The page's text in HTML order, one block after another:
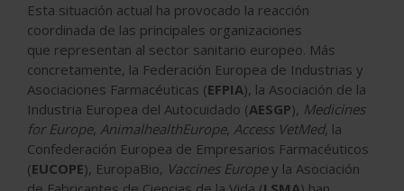
Esta situación actual ha provocado la reacción
coordinada de las principales organizaciones
que representan al sector sanitario europeo. Más
concretamente, la Federación Europea de Industrias y
Asociaciones Farmacéuticas (EFPIA), la Asociación de la
Industria Europea del Autocuidado (AESGP), Medicines
for Europe, AnimalhealthEurope, Access VetMed, la
Confederación Europea de Empresarios Farmacéuticos
(EUCOPE), EuropaBio, Vaccines Europey la Asociación